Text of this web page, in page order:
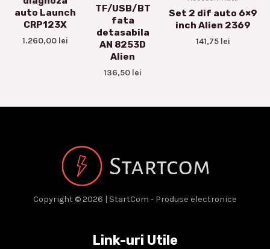
auto Launch
CRP123X
1.260,00 lei
TF/USB/BT
fata
detasabila
AN 8253D
Alien
136,50 lei
Set 2 dif auto 6×9
inch Alien 2369
141,75 lei
Copyright © 2026 | StartCom - Produse electronice
Link-uri Utile